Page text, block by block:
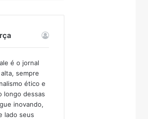
é o jornal
sempre
ético e
longo dessas
inovando,
lado seus